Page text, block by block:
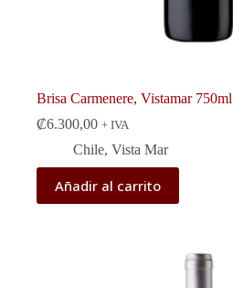
Brisa Carmenere, Vistamar 750ml
₡6.300,00 + IVA
Chile, Vista Mar
Añadir al carrito